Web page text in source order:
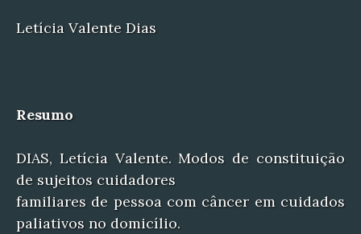
Letícia Valente Dias
Resumo
DIAS, Letícia Valente. Modos de constituição
de sujeitos cuidadores
familiares de pessoa com câncer em cuidados
paliativos no domicílio.